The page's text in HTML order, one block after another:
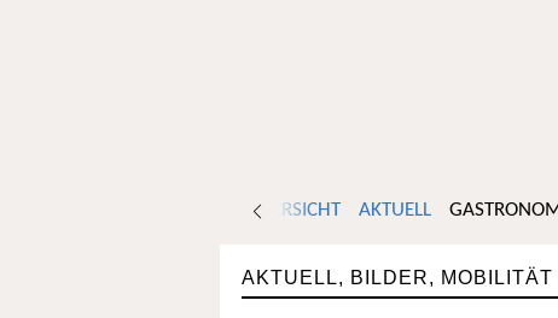
ÜBERSICHT AKTUELL
AKTUELL, BILDER, MOBILITÄT